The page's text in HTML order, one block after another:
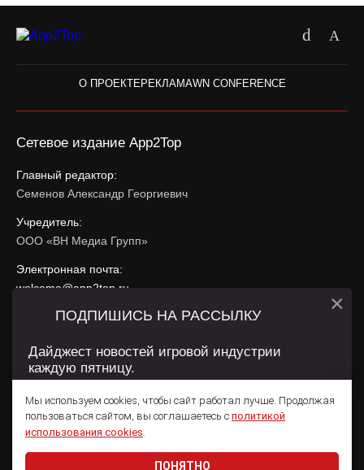
О ПРОЕКТЕРЕКЛАМАWN CONFERENCE
Сетевое издание App2Top
Главный редактор:
Семенов Александр Георгиевич
Учредитель:
ООО «ВН Медиа Групп»
Электронная почта:
welcome@app2top.ru
При использовании материалов активная ссылка на
Сайт использует IP адреса, cookie, данные геолокации
использования содержатся вПолитике конфиденциальностии
Пользовательском соглашении .
Мы используем cookies, чтобы сайт работал лучше. Продолжая
пользоваться сайтом, вы соглашаетесь с политикой
использования cookies.
ПОНЯТНО
ПОДПИШИСЬ НА РАССЫЛКУ
Дайджест новостей игровой индустрии
каждую пятницу.
×